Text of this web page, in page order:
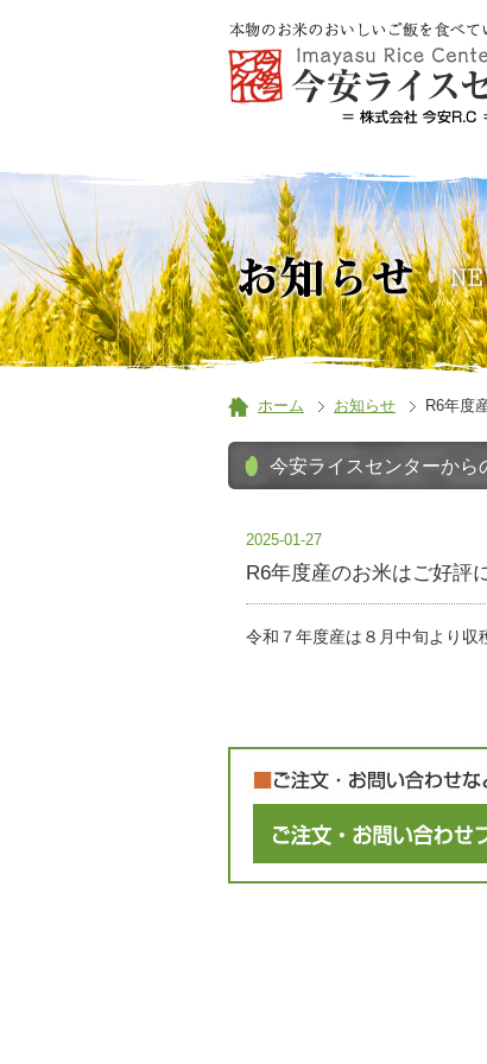
ホーム お知らせ R6年度
今安ライスセンターから
2025-01-27
R6年度産のお米はご好評
令和７年度産は８月中旬より収